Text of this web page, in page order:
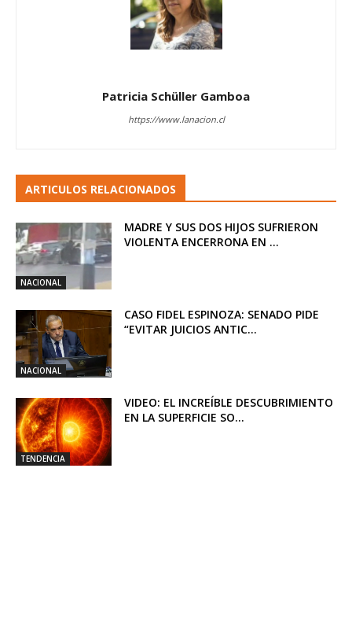
Patricia Schüller Gamboa
https://www.lanacion.cl
ARTICULOS RELACIONADOS
NACIONAL
MADRE Y SUS DOS HIJOS SUFRIERON
VIOLENTA ENCERRONA EN ...
NACIONAL
CASO FIDEL ESPINOZA: SENADO PIDE
“EVITAR JUICIOS ANTIC...
TENDENCIA
VIDEO: EL INCREÍBLE DESCUBRIMIENTO
EN LA SUPERFICIE SO...